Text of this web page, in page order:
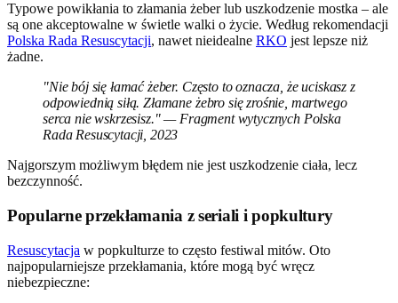
Typowe powikłania to złamania żeber lub uszkodzenie mostka – ale
są one akceptowalne w świetle walki o życie. Według rekomendacji
Polska Rada Resuscytacji, nawet nieidealne RKO jest lepsze niż
żadne.
"Nie bój się łamać żeber. Często to oznacza, że uciskasz z
odpowiednią siłą. Złamane żebro się zrośnie, martwego
serca nie wskrzesisz." — Fragment wytycznych Polska
Rada Resuscytacji, 2023
Najgorszym możliwym błędem nie jest uszkodzenie ciała, lecz
bezczynność.
Popularne przekłamania z seriali i popkultury
Resuscytacja w popkulturze to często festiwal mitów. Oto
najpopularniejsze przekłamania, które mogą być wręcz
niebezpieczne: